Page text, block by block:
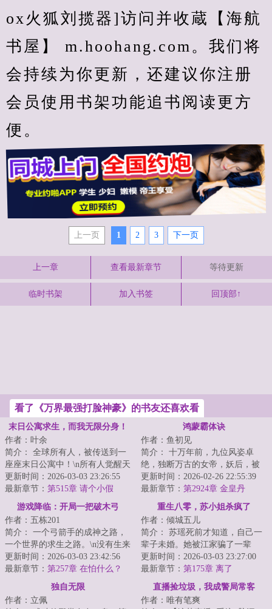
ox火狐刘揽器]访问并收蔵【海航
书屋】 m.hoohang.com。我们将
会持续为你更新，还建议你注册
会员使用书架功能追书阅读更方
便。
上一页 1 2 3 下一页
上一章 查看最新章节 等待更新
临时书架 加入书签 回顶部↑
看了《万界最强打脸神豪》的书友还喜欢看
末日公寓求生，而我无限分身！
作者：叶余
简介： 全球所有人，被传送到一
座座末日公寓中！\n所有人觉醒天
赋，于公寓中艰难求生。
更新时间：2026-03-03 23:26:55
最新章节： 第515章 请个小假
鸿蒙霸体诀
作者：鱼初见
简介： 十万年前，九位风姿卓
绝，独断万古的女帝，妖后，被
封印于鸿蒙金塔之中。
更新时间：2026-02-26 22:55:39
最新章节： 第2924章 金皇丹
游戏降临：开局一把破木弓
作者：五栋201
简介： 一个弓箭手的成神之路，
一个世界的求生之路。\n没有生来
的无敌，只有在挣扎中的成长。
<...
更新时间：2026-03-03 23:42:56
最新章节： 第257章 在怕什么？
重生八零，苏小姐杀疯了
作者：倾城五儿
简介： 苏瑶死前才知道，自己一
辈子未婚。她被江家骗了一辈
子，为江家奉献了自己的一辈
子。
更新时间：2026-03-03 23:27:00
最新章节： 第175章 离了
独自无限
作者：立佩
直播捡垃圾，我成警局常客
作者：唯有笔爽